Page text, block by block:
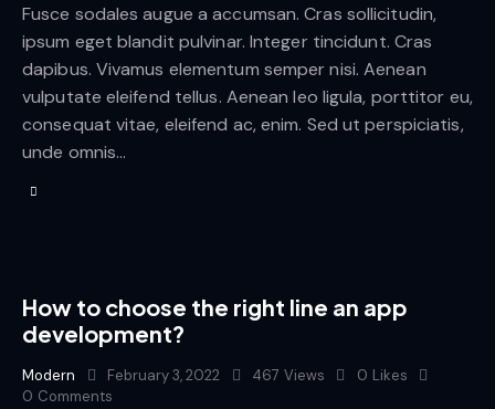
Fusce sodales augue a accumsan. Cras sollicitudin,
ipsum eget blandit pulvinar. Integer tincidunt. Cras
dapibus. Vivamus elementum semper nisi. Aenean
vulputate eleifend tellus. Aenean leo ligula, porttitor eu,
consequat vitae, eleifend ac, enim. Sed ut perspiciatis,
unde omnis…
How to choose the right line an app
development?
Modern February 3, 2022 467 Views 0 Likes
0 Comments